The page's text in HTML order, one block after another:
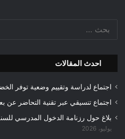
احدث المقالات
اجتماع لدراسة وتقييم وضعية توفر
اجتماع تنسيقي عبر تقنية التحاضر عن
بلاغ حول رزنامة الدخول المدرسي للسنة
يوليو، 2026